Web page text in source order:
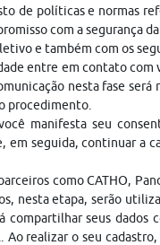
de políticas e normas
com a segurança
e também com os
entre em contato
nesta fase será
procedimento.
manifesta seu
em seguida, continuar a
como CATHO,
nesta etapa, serão
compartilhar seus dados
realizar o seu